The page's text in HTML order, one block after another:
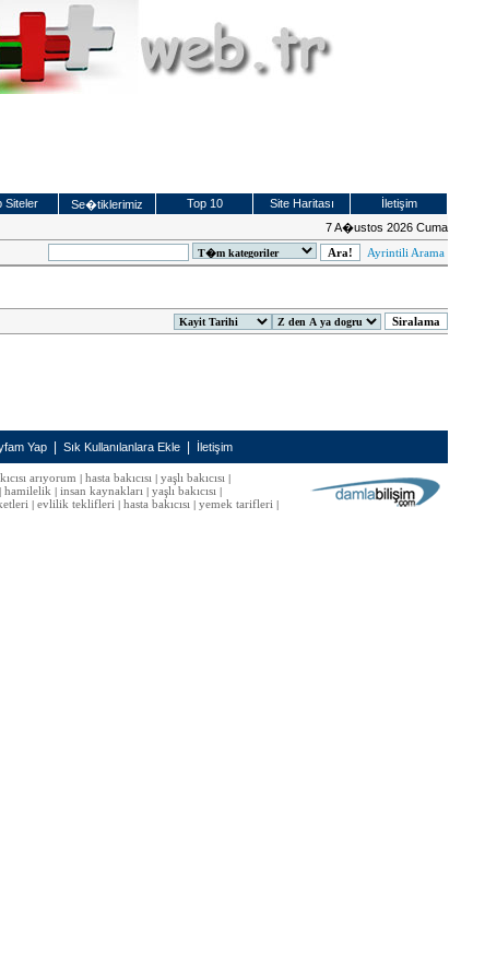
Siteler Se�tiklerimiz Top 10 Site Haritası
İletişim
7 A�ustos 2026 Cuma
Ayrintili Arama
Yap Sık Kullanılanlara Ekle İletişim
arıyorum hasta bakıcısı| yaşlı bakıcısı|
hamilelik insan kaynakları yaşlı bakıcısı
evlilik teklifleri hasta bakıcısı yemek tarifleri